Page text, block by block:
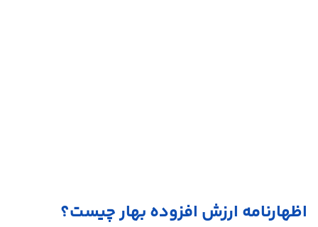
اظهارنامه ارزش افزوده بهار چیست؟